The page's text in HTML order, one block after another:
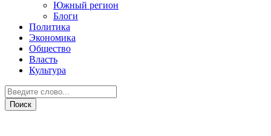
Южный регион
Блоги
Политика
Экономика
Общество
Власть
Культура